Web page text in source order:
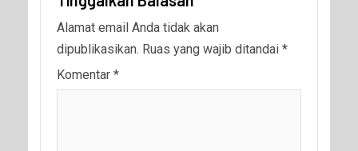
Alamat email Anda tidak akan
dipublikasikan. Ruas yang wajib ditandai *
Komentar *